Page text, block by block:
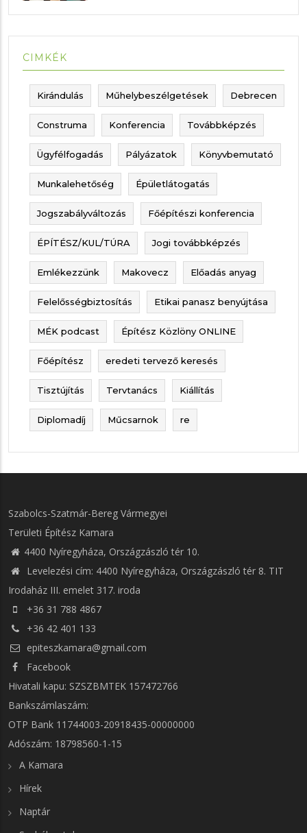
CIMKÉK
Kirándulás Műhelybeszélgetések Debrecen
Construma Konferencia Továbbképzés
Ügyfélfogadás Pályázatok Könyvbemutató
Munkalehetőség Épületlátogatás
Jogszabályváltozás Főépítészi konferencia
ÉPÍTÉSZ/KUL/TÚRA Jogi továbbképzés
Emlékezzünk Makovecz Előadás anyag
Felelősségbiztosítás Etikai panasz benyújtása
MÉK podcast Építész Közlöny ONLINE
Főépítész eredeti tervező keresés
Tisztújítás Tervtanács Kiállítás
Diplomadíj Műcsarnok re
Szabolcs-Szatmár-Bereg Vármegyei
Területi Építész Kamara
4400 Nyíregyháza, Országzászló tér 10.
Levelezési cím: 4400 Nyíregyháza, Országzászló tér 8. TIT
Irodaház III. emelet 317. iroda
+36 31 788 4867
+36 42 401 133
epiteszkamara@gmail.com
Facebook
Hivatali kapu: SZSZBMTEK 157472766
Bankszámlaszám:
OTP Bank 11744003-20918435-00000000
Adószám: 18798560-1-15
A Kamara
Hírek
Naptár